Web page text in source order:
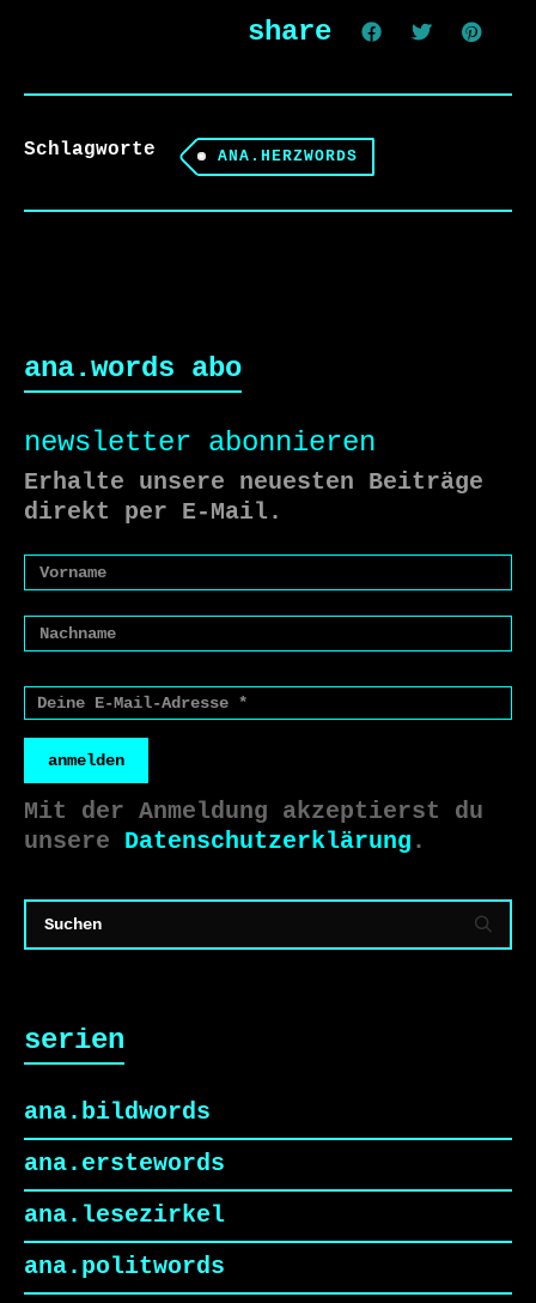
share
Schlagworte ANA.HERZWORDS
ana.words abo
newsletter abonnieren
Erhalte unsere neuesten Beiträge
direkt per E-Mail.
anmelden
Mit der Anmeldung akzeptierst du
unsere Datenschutzerklärung .
serien
ana.bildwords
ana.erstewords
ana.lesezirkel
ana.politwords